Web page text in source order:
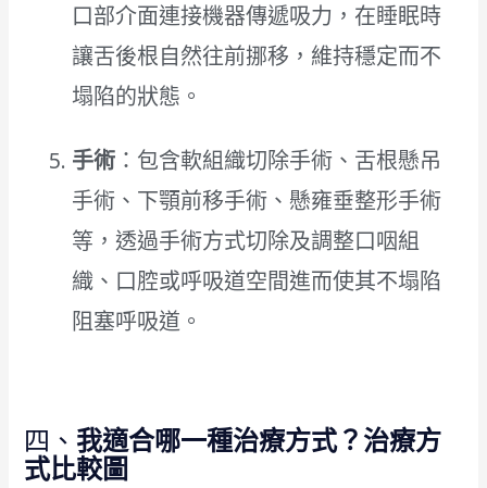
口部介面連接機器傳遞吸力，在睡眠時
讓舌後根自然往前挪移，維持穩定而不
塌陷的狀態。
手術 ：包含軟組織切除手術、舌根懸吊
手術、下顎前移手術、懸雍垂整形手術
等，透過手術方式切除及調整口咽組
織、口腔或呼吸道空間進而使其不塌陷
阻塞呼吸道。
四、 我適合哪一種治療方式？治療方
式比較圖